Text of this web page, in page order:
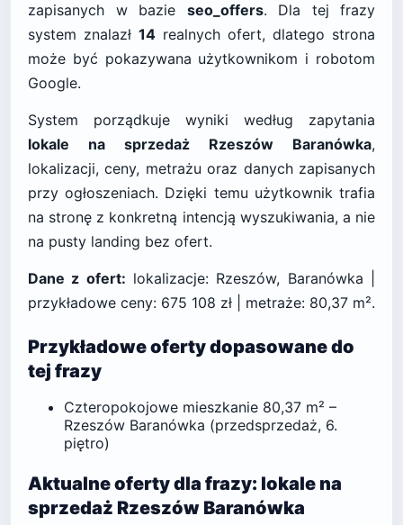
zapisanych w bazie seo_offers. Dla tej frazy
system znalazł 14 realnych ofert, dlatego strona
może być pokazywana użytkownikom i robotom
Google.
System porządkuje wyniki według zapytania
lokale na sprzedaż Rzeszów Baranówka,
lokalizacji, ceny, metrażu oraz danych zapisanych
przy ogłoszeniach. Dzięki temu użytkownik trafia
na stronę z konkretną intencją wyszukiwania, a nie
na pusty landing bez ofert.
Dane z ofert: lokalizacje: Rzeszów, Baranówka |
przykładowe ceny: 675 108 zł | metraże: 80,37 m².
Przykładowe oferty dopasowane do
tej frazy
Czteropokojowe mieszkanie 80,37 m² –
Rzeszów Baranówka (przedsprzedaż, 6.
piętro)
Aktualne oferty dla frazy: lokale na
sprzedaż Rzeszów Baranówka